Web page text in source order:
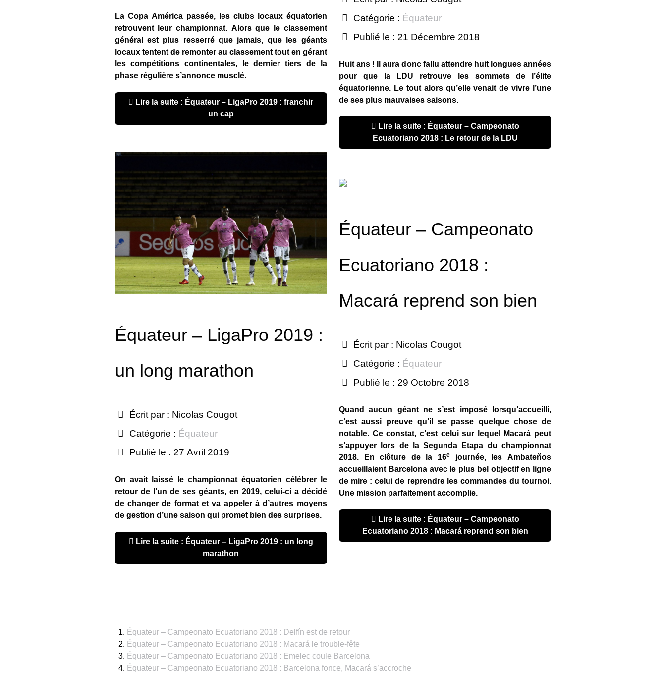
La Copa América passée, les clubs locaux équatorien
retrouvent leur championnat. Alors que le classement
général est plus resserré que jamais, que les géants
locaux tentent de remonter au classement tout en gérant
les compétitions continentales, le dernier tiers de la
phase régulière s’annonce musclé.
un cap
Équateur – LigaPro 2019 :
un long marathon
Écrit par : Nicolas Cougot
Catégorie : Équateur
Publié le : 27 Avril 2019
On avait laissé le championnat équatorien célébrer le
retour de l’un de ses géants, en 2019, celui-ci a décidé
de changer de format et va appeler à d’autres moyens
de gestion d’une saison qui promet bien des surprises.
marathon
Catégorie : Équateur
Publié le : 21 Décembre 2018
Huit ans ! Il aura donc fallu attendre huit longues années
pour que la LDU retrouve les sommets de l’élite
équatorienne. Le tout alors qu’elle venait de vivre l’une
de ses plus mauvaises saisons.
Ecuatoriano 2018 : Le retour de la LDU
Équateur – Campeonato
Ecuatoriano 2018 :
Macará reprend son bien
Écrit par : Nicolas Cougot
Catégorie : Équateur
Publié le : 29 Octobre 2018
Quand aucun géant ne s’est imposé lorsqu’accueilli,
c’est aussi preuve qu’il se passe quelque chose de
notable. Ce constat, c’est celui sur lequel Macará peut
s’appuyer lors de la Segunda Etapa du championnat
2018. En clôture de la 16e
journée, les Ambateños
accueillaient Barcelona avec le plus bel objectif en ligne
de mire : celui de reprendre les commandes du tournoi.
Une mission parfaitement accomplie.
Ecuatoriano 2018 : Macará reprend son bien
Équateur – Campeonato Ecuatoriano 2018 : Delfín est de retour
Équateur – Campeonato Ecuatoriano 2018 : Macará le trouble-fête
Équateur – Campeonato Ecuatoriano 2018 : Emelec coule Barcelona
Équateur – Campeonato Ecuatoriano 2018 : Barcelona fonce, Macará s’accroche